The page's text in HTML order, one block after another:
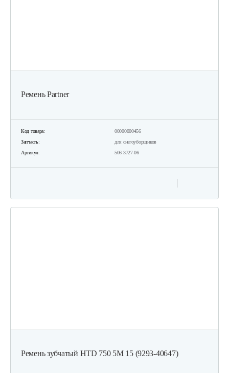
Ремень Partner
Код товара:
00000000456
Запчасть:
для снегоуборщиков
Артикул:
506 3727-06
Ремень зубчатый HTD 750 5M 15 (9293-40647)